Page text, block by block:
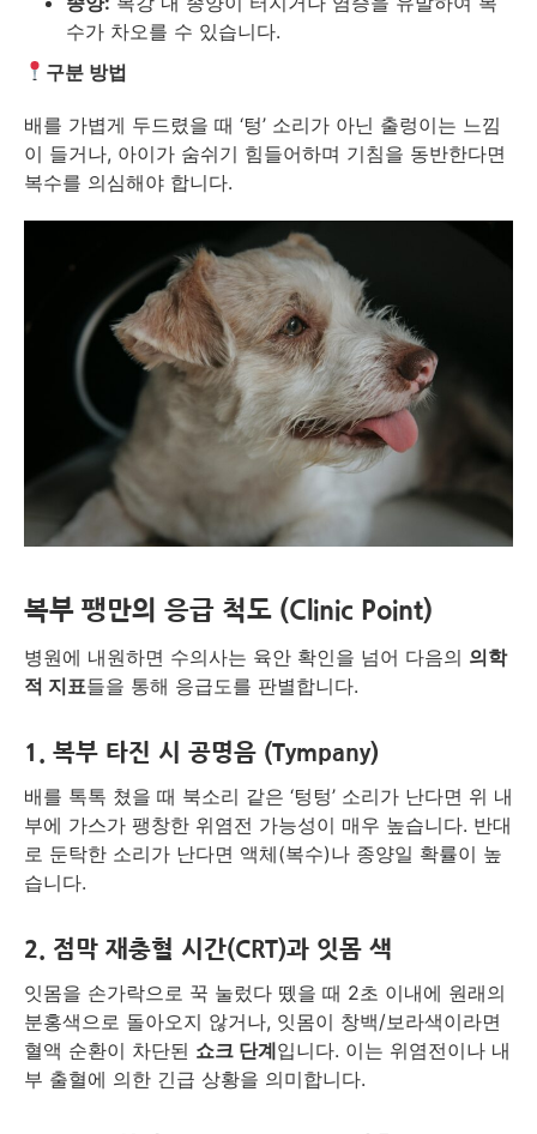
수가 차오를 수 있습니다.
구분 방법
배를 가볍게 두드렸을 때 ‘텅’ 소리가 아닌 출렁이는 느낌
이 들거나, 아이가 숨쉬기 힘들어하며 기침을 동반한다면
복수를 의심해야 합니다.
복부 팽만의 응급 척도 (Clinic Point)
병원에 내원하면 수의사는 육안 확인을 넘어 다음의 의학
적 지표들을 통해 응급도를 판별합니다.
1. 복부 타진 시 공명음 (Tympany)
배를 톡톡 쳤을 때 북소리 같은 ‘텅텅’ 소리가 난다면 위 내
부에 가스가 팽창한 위염전 가능성이 매우 높습니다. 반대
로 둔탁한 소리가 난다면 액체(복수)나 종양일 확률이 높
습니다.
2. 점막 재충혈 시간(CRT)과 잇몸 색
잇몸을 손가락으로 꾹 눌렀다 뗐을 때 2초 이내에 원래의
분홍색으로 돌아오지 않거나, 잇몸이 창백/보라색이라면
혈액 순환이 차단된 쇼크 단계입니다. 이는 위염전이나 내
부 출혈에 의한 긴급 상황을 의미합니다.